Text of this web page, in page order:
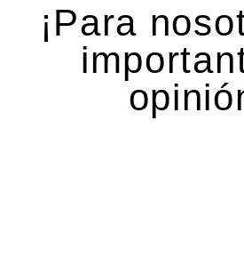
¡Para